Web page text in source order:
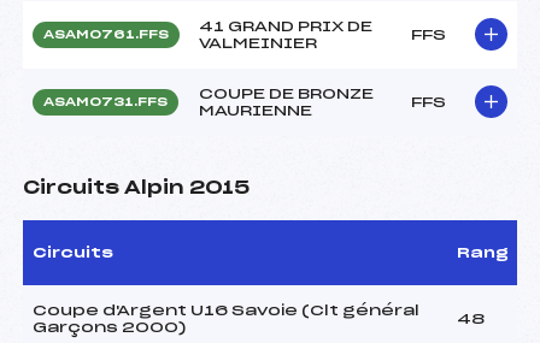
ASAM0761.FFS
41 GRAND PRIX DE
VALMEINIER
FFS
ASAM0731.FFS
COUPE DE BRONZE
MAURIENNE
FFS
Circuits Alpin 2015
Circuits Rang
Coupe d'Argent U16 Savoie (Clt général
Garçons 2000)
48